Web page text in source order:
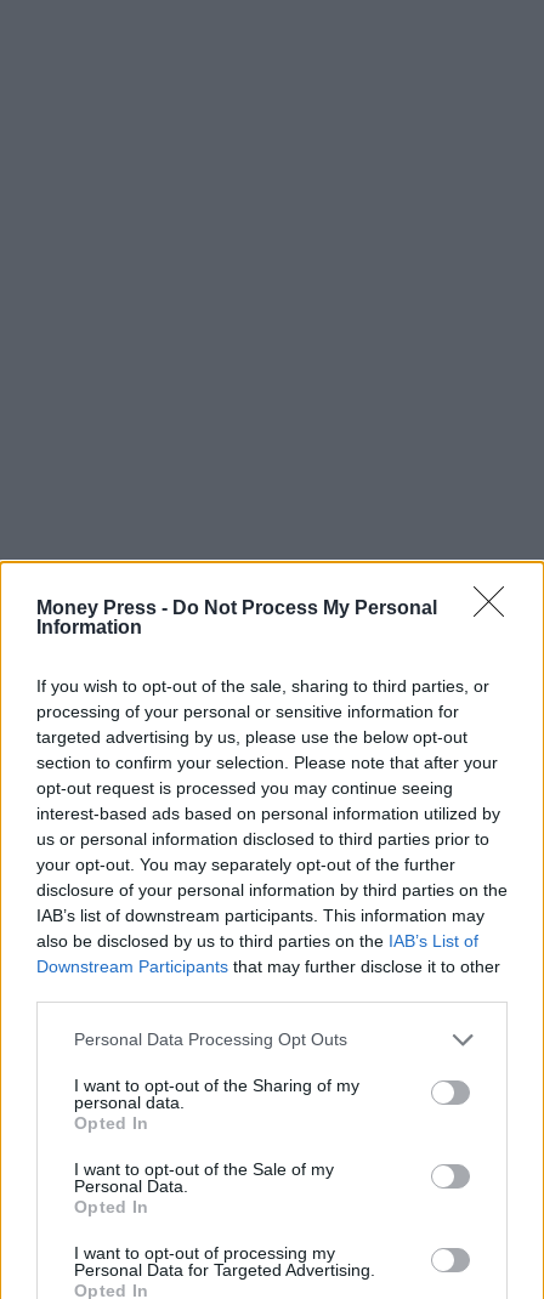
Money Press - Do Not Process My Personal
Information
If you wish to opt-out of the sale, sharing to third parties, or
processing of your personal or sensitive information for
targeted advertising by us, please use the below opt-out
section to confirm your selection. Please note that after your
opt-out request is processed you may continue seeing
interest-based ads based on personal information utilized by
us or personal information disclosed to third parties prior to
your opt-out. You may separately opt-out of the further
disclosure of your personal information by third parties on the
IAB’s list of downstream participants. This information may
also be disclosed by us to third parties on the IAB’s List of
Downstream Participants that may further disclose it to other
Personal Data Processing Opt Outs
I want to opt-out of the Sharing of my
personal data.
Opted In
I want to opt-out of the Sale of my
Personal Data.
Opted In
I want to opt-out of processing my
Personal Data for Targeted Advertising.
Opted In